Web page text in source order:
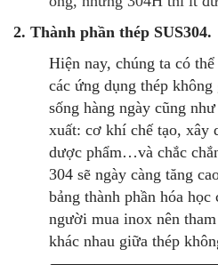
2. Thành phần thép SUS304.
Hiện nay, chúng ta có
các ứng dụng thép
sống hàng ngày cũng
xuất: cơ khí chế tạo, xây
dược phẩm…và chắc
304 sẽ ngày càng tăng
bảng thành phần hóa học
người mua inox nên
khác nhau giữa thép